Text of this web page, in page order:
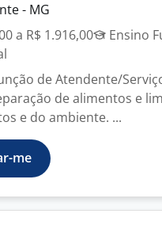
- MG
a R$ 1.916,00
Ensino
de Atendente/
de alimentos e
e do ambiente. ...
me